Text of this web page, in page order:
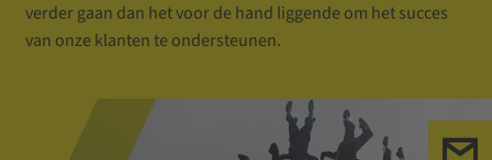
verder gaan dan het voor de hand liggende om het succes
van onze klanten te ondersteunen.